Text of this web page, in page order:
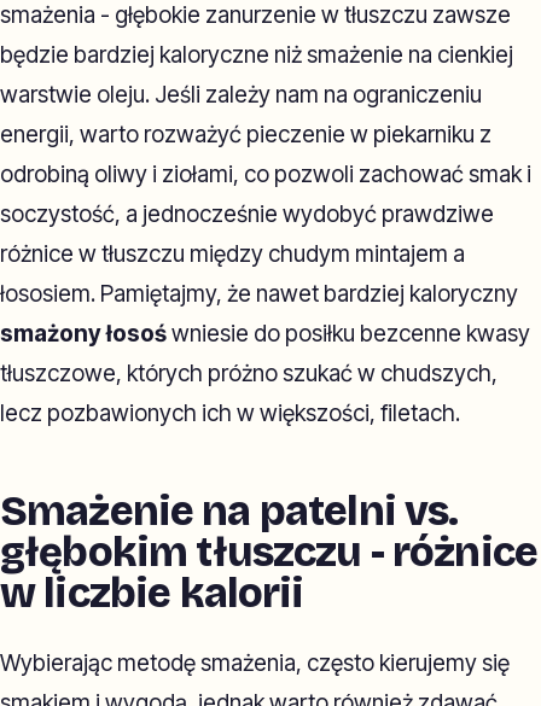
smażenia - głębokie zanurzenie w tłuszczu zawsze
będzie bardziej kaloryczne niż smażenie na cienkiej
warstwie oleju. Jeśli zależy nam na ograniczeniu
energii, warto rozważyć pieczenie w piekarniku z
odrobiną oliwy i ziołami, co pozwoli zachować smak i
soczystość, a jednocześnie wydobyć prawdziwe
różnice w tłuszczu między chudym mintajem a
łososiem. Pamiętajmy, że nawet bardziej kaloryczny
smażony łosośwniesie do posiłku bezcenne kwasy
tłuszczowe, których próżno szukać w chudszych,
lecz pozbawionych ich w większości, filetach.
Smażenie na patelni vs.
głębokim tłuszczu - różnice
w liczbie kalorii
Wybierając metodę smażenia, często kierujemy się